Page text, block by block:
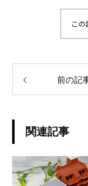
こ
前の記
関連記事